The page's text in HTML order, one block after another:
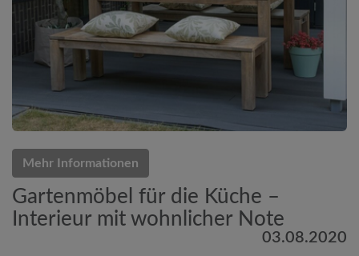
Mehr Informationen
Gartenmöbel für die Küche –
Interieur mit wohnlicher Note
03.08.2020